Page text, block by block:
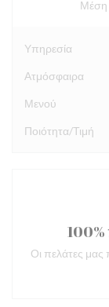
Μέση
Υπηρεσία
Ατμόσφαιρα
Μενού
Ποιότητα/Τιμή
100%
Οι πελάτες